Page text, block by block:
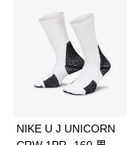
3 期 0 利率 每期
合作金庫商業銀行
華南商業銀行
上海商業儲蓄銀行
Apple Pay
NIKE U J UNICORN